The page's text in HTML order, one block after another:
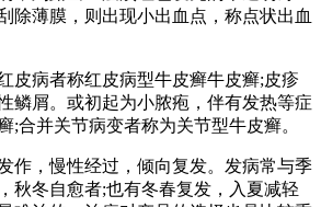
除薄膜，则出现小出血点，称点状出血
皮病者称红皮病型牛皮癣牛皮癣;皮疹
鳞屑。或初起为小脓疱，伴有发热等症
;合并关节病变者称为关节型牛皮癣。
作，慢性经过，倾向复发。发病常与季
秋冬自愈者;也有冬春复发，入夏减轻